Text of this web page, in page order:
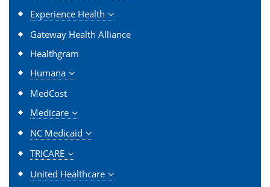
Experience Health
Gateway Health Alliance
Healthgram
Humana
MedCost
Medicare
NC Medicaid
TRICARE
United Healthcare